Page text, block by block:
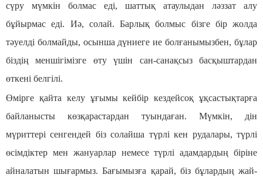
сүру мүмкін болмас еді, шаттық атаулыдан ләззат алу
бұйырмас еді. Иә, солай. Барлық болмыс бізге бір жолда
тәуелді болмайды, осынша дүниеге ие болғанымызбен, бұлар
біздің меншігімізге өту үшін сан-санақсыз басқыштардан
өткені белгілі.
Өмірге қайта келу ұғымы кейбір кездейсоқ ұқсастықтарға
байланысты көзқарастардан туындаған. Мүмкін, дін
мүриттері сенгендей біз солайша түрлі кен рудалары, түрлі
өсімдіктер мен жануарлар немесе түрлі адамдардың біріне
айналатын шығармыз. Бағымызға қарай, біз бұлардың жай-